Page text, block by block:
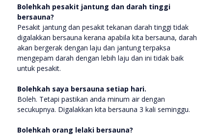
Bolehkah pesakit jantung dan darah tinggi
bersauna?
Pesakit jantung dan pesakit tekanan darah tinggi tidak
digalakkan bersauna kerana apabila kita bersauna, darah
akan bergerak dengan laju dan jantung terpaksa
mengepam darah dengan lebih laju dan ini tidak baik
untuk pesakit.
Bolehkah saya bersauna setiap hari.
Boleh. Tetapi pastikan anda minum air dengan
secukupnya. Digalakkan kita bersauna 3 kali seminggu.
Bolehkah orang lelaki bersauna?